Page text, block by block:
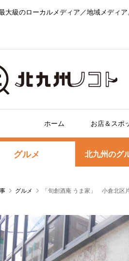
大級のローカルメディア／地域メディ
ホーム お店＆スポ
グルメ 北九州のグ
グルメ 「旬創酒庵 うま家」 小倉北区